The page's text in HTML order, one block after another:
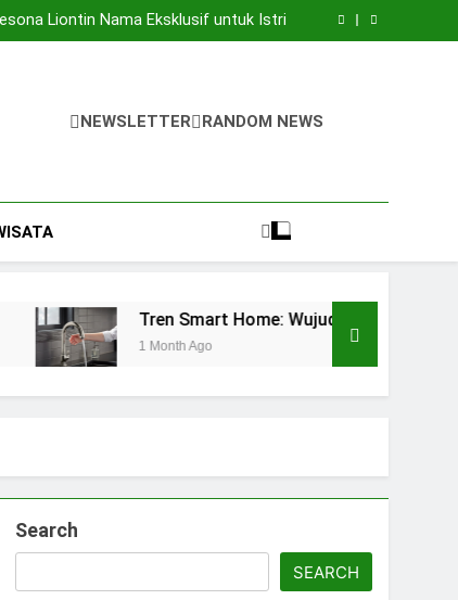
Liontin Nama Eksklusif untuk Istri
Dapur Futuristik Anda dengan Kran Air
Liontin Nama Eksklusif untuk Istri
Dapur Futuristik Anda dengan Kran Air
NEWSLETTER RANDOM NEWS
Tren Smart Home: Wujudkan Dapur Futuristik Anda
1 Month Ago
Search
SEARCH